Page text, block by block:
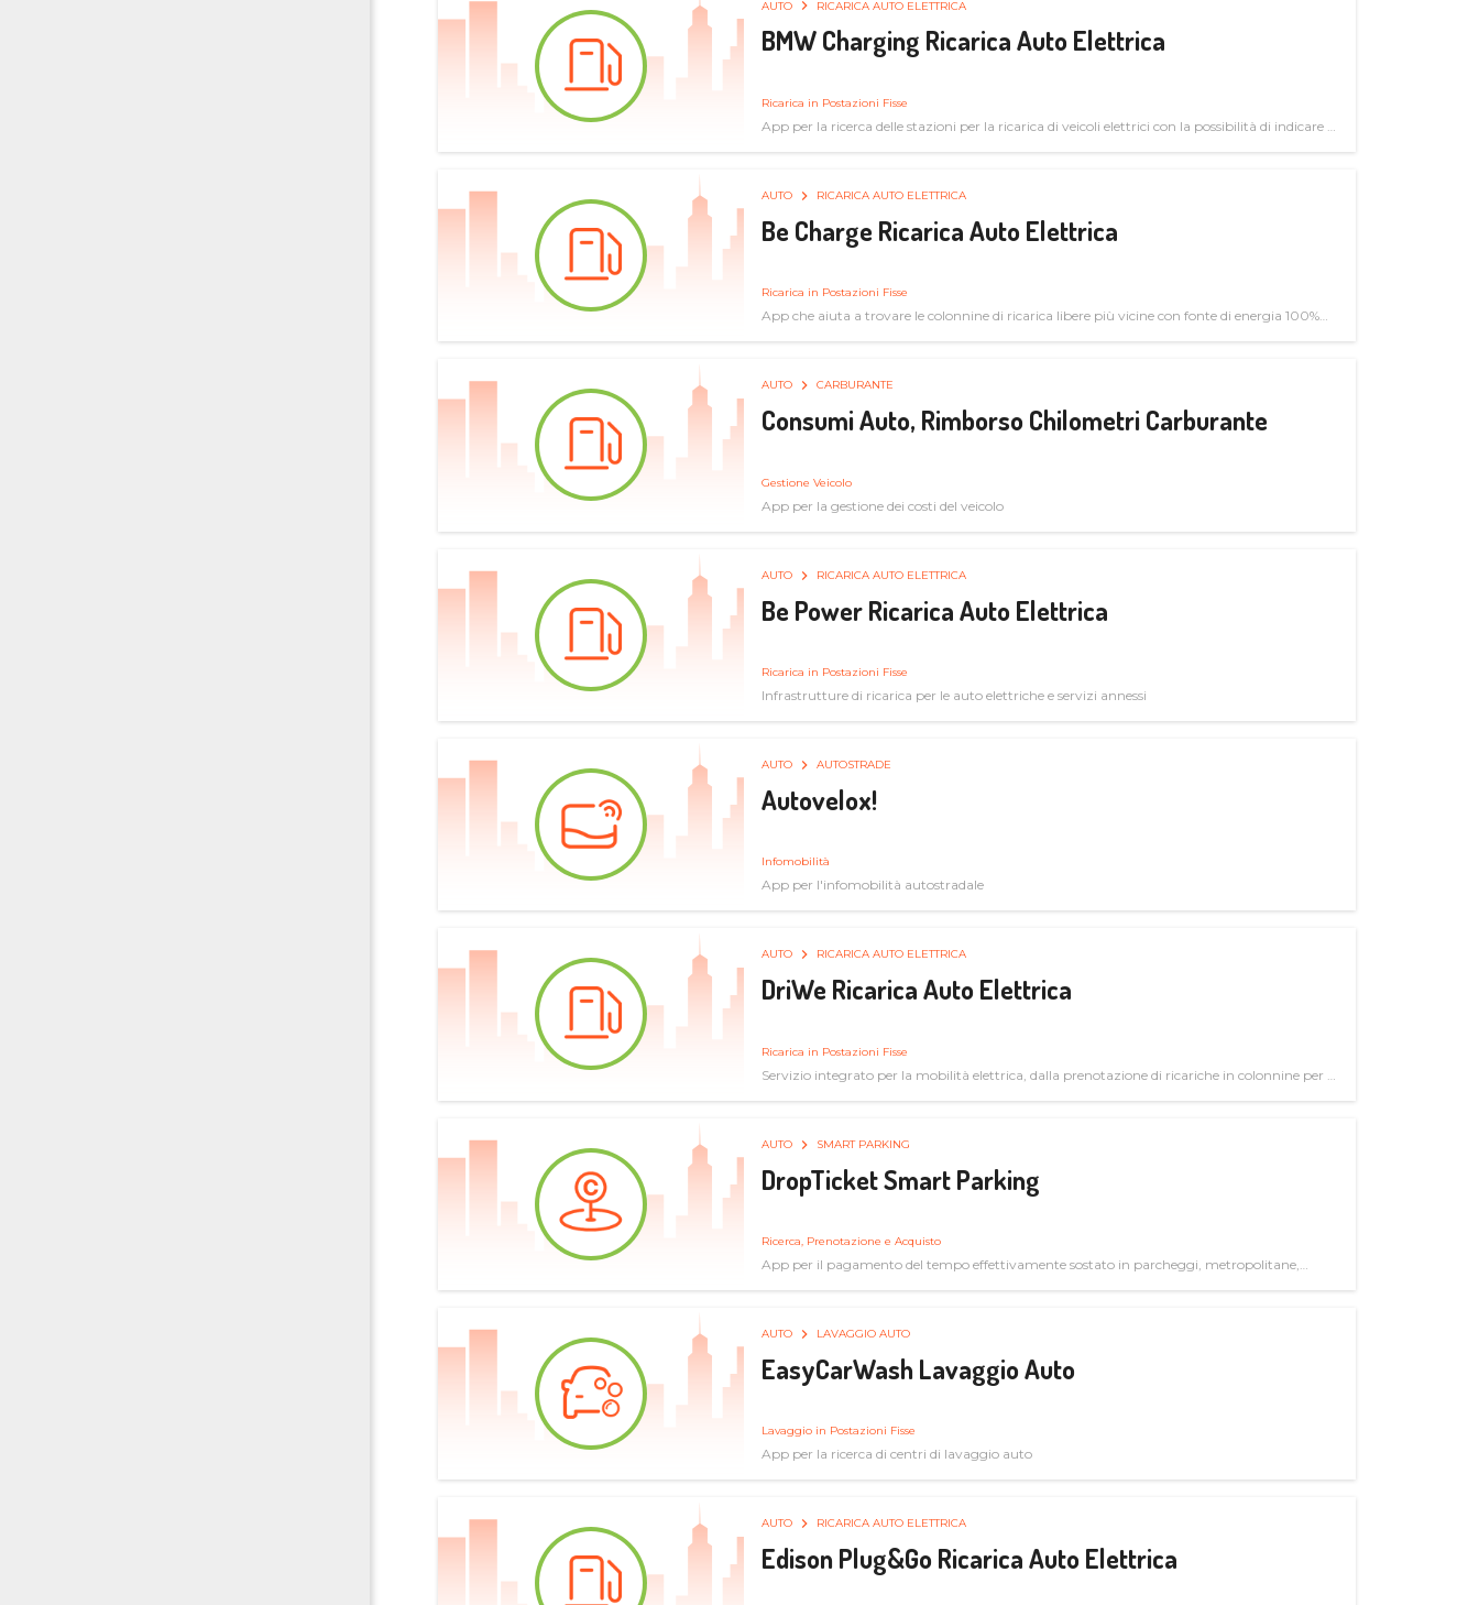
AUTO RICARICA AUTO ELETTRICA
BMW Charging Ricarica Auto Elettrica
Ricarica in Postazioni Fisse
App per la ricerca delle stazioni per la ricarica di veicoli elettrici con la possibilità di indicare le
AUTO RICARICA AUTO ELETTRICA
Be Charge Ricarica Auto Elettrica
Ricarica in Postazioni Fisse
App che aiuta a trovare le colonnine di ricarica libere più vicine con fonte di energia 100%
AUTO CARBURANTE
Consumi Auto, Rimborso Chilometri Carburante
Gestione Veicolo
App per la gestione dei costi del veicolo
AUTO RICARICA AUTO ELETTRICA
Be Power Ricarica Auto Elettrica
Ricarica in Postazioni Fisse
Infrastrutture di ricarica per le auto elettriche e servizi annessi
AUTO AUTOSTRADE
Autovelox!
Infomobilità
App per l'infomobilità autostradale
AUTO RICARICA AUTO ELETTRICA
DriWe Ricarica Auto Elettrica
Ricarica in Postazioni Fisse
Servizio integrato per la mobilità elettrica, dalla prenotazione di ricariche in colonnine per il
AUTO SMART PARKING
DropTicket Smart Parking
Ricerca, Prenotazione e Acquisto
App per il pagamento del tempo effettivamente sostato in parcheggi, metropolitane,
AUTO LAVAGGIO AUTO
EasyCarWash Lavaggio Auto
Lavaggio in Postazioni Fisse
App per la ricerca di centri di lavaggio auto
AUTO RICARICA AUTO ELETTRICA
Edison Plug&Go Ricarica Auto Elettrica